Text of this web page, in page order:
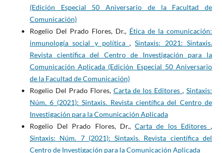
(Edición Especial 50 Aniversario de la Facultad de
Comunicación)
Rogelio Del Prado Flores, Dr., Ética de la comunicación:
inmunología social y política,Sintaxis: 2021: Sintaxis.
Revista científica del Centro de Investigación para la
Comunicación Aplicada (Edición Especial 50 Aniversario
de la Facultad de Comunicación)
Rogelio Del Prado Flores, Carta de los Editores,Sintaxis:
Núm. 6 (2021): Sintaxis. Revista científica del Centro de
Investigación para la Comunicación Aplicada
Rogelio Del Prado Flores, Dr.,Carta de los Editores,
Sintaxis: Núm. 7 (2021): Sintaxis. Revista científica del
Centro de Investigación para la Comunicación Aplicada